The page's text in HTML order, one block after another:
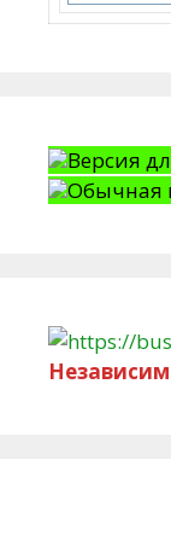
Версия
Обычная